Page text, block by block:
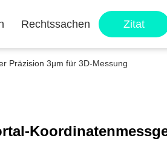
Rechtssachen Zitat
Präzision 3µm für 3D-Messung